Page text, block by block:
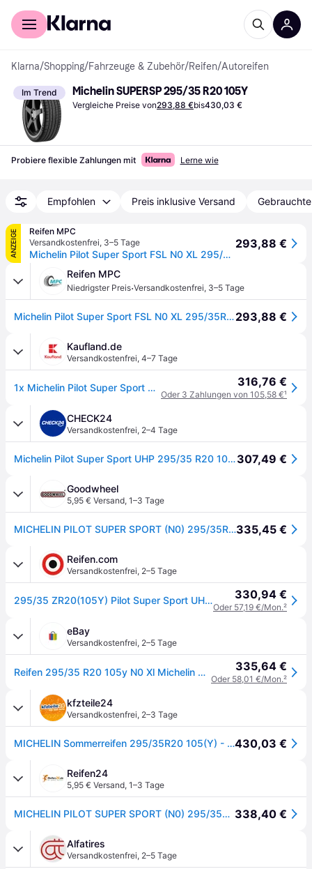
Für Shopper
Klarna/Shopping/Fahrzeuge & Zubehör/Reifen/Autoreifen
Im Trend Michelin SUPERSP 295/35 R20 105Y
Vergleiche Preise von293,88 €bis430,03 €
Probiere flexible Zahlungen mit Lerne wie
Empfohlen Preis inklusive Versand
ANZEIGE
Reifen MPC
Versandkostenfrei, 3–5 Tage
Michelin Pilot Super Sport FSL N0 XL 295/35R20 105Y
293,88 €
Reifen MPC
Niedrigster Preis·Versandkostenfrei, 3–5 Tage
Michelin Pilot Super Sport FSL N0 XL 295/35R20 105Y293,88 €
Kaufland.de
Versandkostenfrei, 4–7 Tage
1x Michelin Pilot Super Sport Sommerreifen 295/35 ZR20 105Y XL Reifen 316,76 €
Oder 3 Zahlungen von 105,58 €¹
CHECK24
Versandkostenfrei, 2–4 Tage
Michelin Pilot Super Sport UHP 295/35 R20 105 Y, Sommerreifen307,49 €
Goodwheel
5,95 € Versand, 1–3 Tage
MICHELIN PILOT SUPER SPORT (N0) 295/35R20 105(Y) (N0) XL FSL335,45 €
Reifen.com
Versandkostenfrei, 2–5 Tage
295/35 ZR20(105Y) Pilot Super Sport UHP XL N0 330,94 €
Oder 57,19 €/Mon.²
eBay
Versandkostenfrei, 2–5 Tage
Reifen 295/35 R20 105y N0 Xl Michelin Pilot Super Sport Sommer Neu 335,64 €
Oder 58,01 €/Mon.²
kfzteile24
Versandkostenfrei, 2–3 Tage
MICHELIN Sommerreifen 295/35R20 105(Y) - Pilot Super Sport 429255430,03 €
Reifen24
5,95 € Versand, 1–3 Tage
MICHELIN PILOT SUPER SPORT (N0) 295/35R20 105(Y) (N0) XL FSL 338,40 €
Alfatires
Versandkostenfrei, 2–5 Tage